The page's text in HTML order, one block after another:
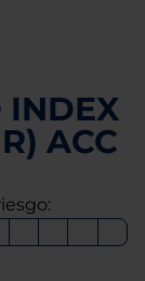
INDEX
ACC